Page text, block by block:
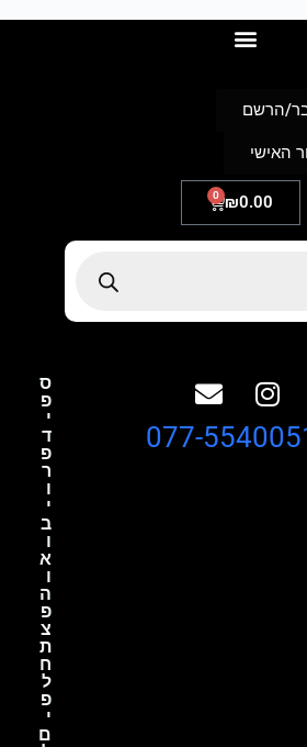
₪0.00
0
הרשם
האישי
ס
פ
י
ד
פ
ר
ו
י
ב
ו
א
ו
ה
פ
צ
ת
ח
ל
פ
י
ם